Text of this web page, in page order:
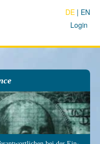
Login
DE EN